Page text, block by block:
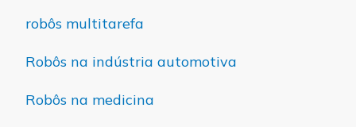
robôs multitarefa
Robôs na indústria automotiva
Robôs na medicina